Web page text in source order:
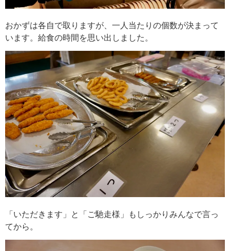
おかずは各自で取りますが、一人当たりの個数が決まって
います。給食の時間を思い出しました。
「いただきます」と「ご馳走様」もしっかりみんなで言っ
てから。